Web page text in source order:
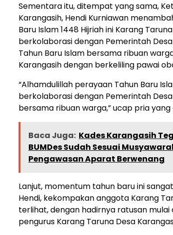
Sementara itu, ditempat yang sama,
Karangasih, Hendi Kurniawan
Baru Islam 1448 Hijriah ini Karang
berkolaborasi dengan Pemerintah
Tahun Baru Islam bersama ribuan
Karangasih dengan berkeliling pawai
“Alhamdulillah perayaan Tahun Baru
berkolaborasi dengan Pemerintah
bersama ribuan warga,” ucap pria
Baca Juga: Kades Karangasih
BUMDes Sudah Sesuai
Pengawasan Aparat Berwenang
Lanjut, momentum tahun baru ini
Hendi, kekompakan anggota Karang
terlihat, dengan hadirnya ratusan
pengurus Karang Taruna Desa